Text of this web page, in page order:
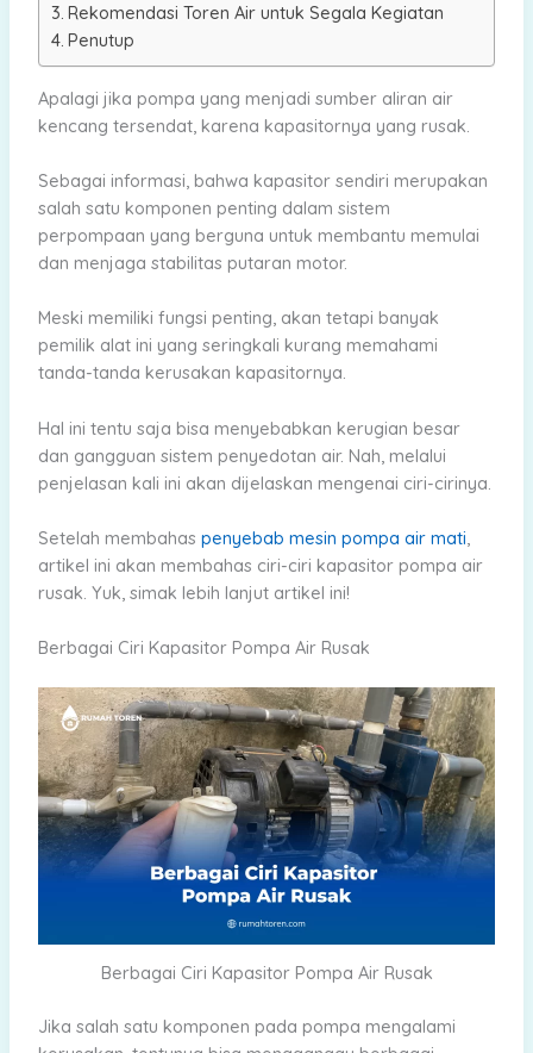
Rekomendasi Toren Air untuk Segala Kegiatan
Penutup
Apalagi jika pompa yang menjadi sumber aliran air
kencang tersendat, karena kapasitornya yang rusak.
Sebagai informasi, bahwa kapasitor sendiri merupakan
salah satu komponen penting dalam sistem
perpompaan yang berguna untuk membantu memulai
dan menjaga stabilitas putaran motor.
Meski memiliki fungsi penting, akan tetapi banyak
pemilik alat ini yang seringkali kurang memahami
tanda-tanda kerusakan kapasitornya.
Hal ini tentu saja bisa menyebabkan kerugian besar
dan gangguan sistem penyedotan air. Nah, melalui
penjelasan kali ini akan dijelaskan mengenai ciri-cirinya.
Setelah membahas penyebab mesin pompa air mati,
artikel ini akan membahas ciri-ciri kapasitor pompa air
rusak. Yuk, simak lebih lanjut artikel ini!
Berbagai Ciri Kapasitor Pompa Air Rusak
Berbagai Ciri Kapasitor Pompa Air Rusak
Jika salah satu komponen pada pompa mengalami